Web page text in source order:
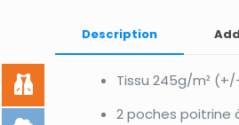
Description
Tissu 245g/m²
2 poches poitrine